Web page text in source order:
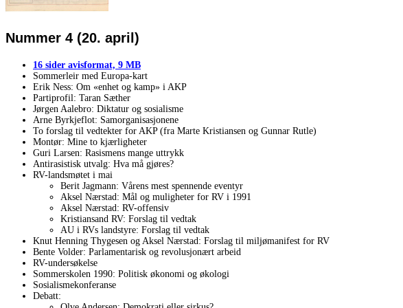
Nummer 4 (20. april)
16 sider avisformat, 9 MB
Sommerleir med Europa-kart
Erik Ness: Om «enhet og kamp» i AKP
Partiprofil: Taran Sæther
Jørgen Aalebro: Diktatur og sosialisme
Arne Byrkjeflot: Samorganisasjonene
To forslag til vedtekter for AKP (fra Marte Kristiansen og Gunnar Rutle)
Montør: Mine to kjærligheter
Guri Larsen: Rasismens mange uttrykk
Antirasistisk utvalg: Hva må gjøres?
RV-landsmøtet i mai
Berit Jagmann: Vårens mest spennende eventyr
Aksel Nærstad: Mål og muligheter for RV i 1991
Aksel Nærstad: RV-offensiv
Kristiansand RV: Forslag til vedtak
AU i RVs landstyre: Forslag til vedtak
Knut Henning Thygesen og Aksel Nærstad: Forslag til miljømanifest for RV
Bente Volder: Parlamentarisk og revolusjonært arbeid
RV-undersøkelse
Sommerskolen 1990: Politisk økonomi og økologi
Sosialismekonferanse
Debatt: